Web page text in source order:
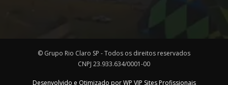
© Grupo Rio Claro SP - Todos os direitos reservados
CNPJ 23.933.634/0001-00
Desenvolvido e Otimizado por WP VIP Sites Profissionais